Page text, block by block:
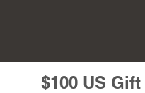
$100 US